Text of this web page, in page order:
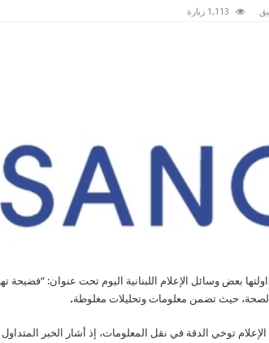
1,113 زيارة
بعض وسائل الإعلام اللبنانية اليوم تحت عنوان:
حيث تضمن معلومات وتحليلات مغلوطة.
توخي الدقة في نقل المعلومات، إذ أشار الخبر المتداول